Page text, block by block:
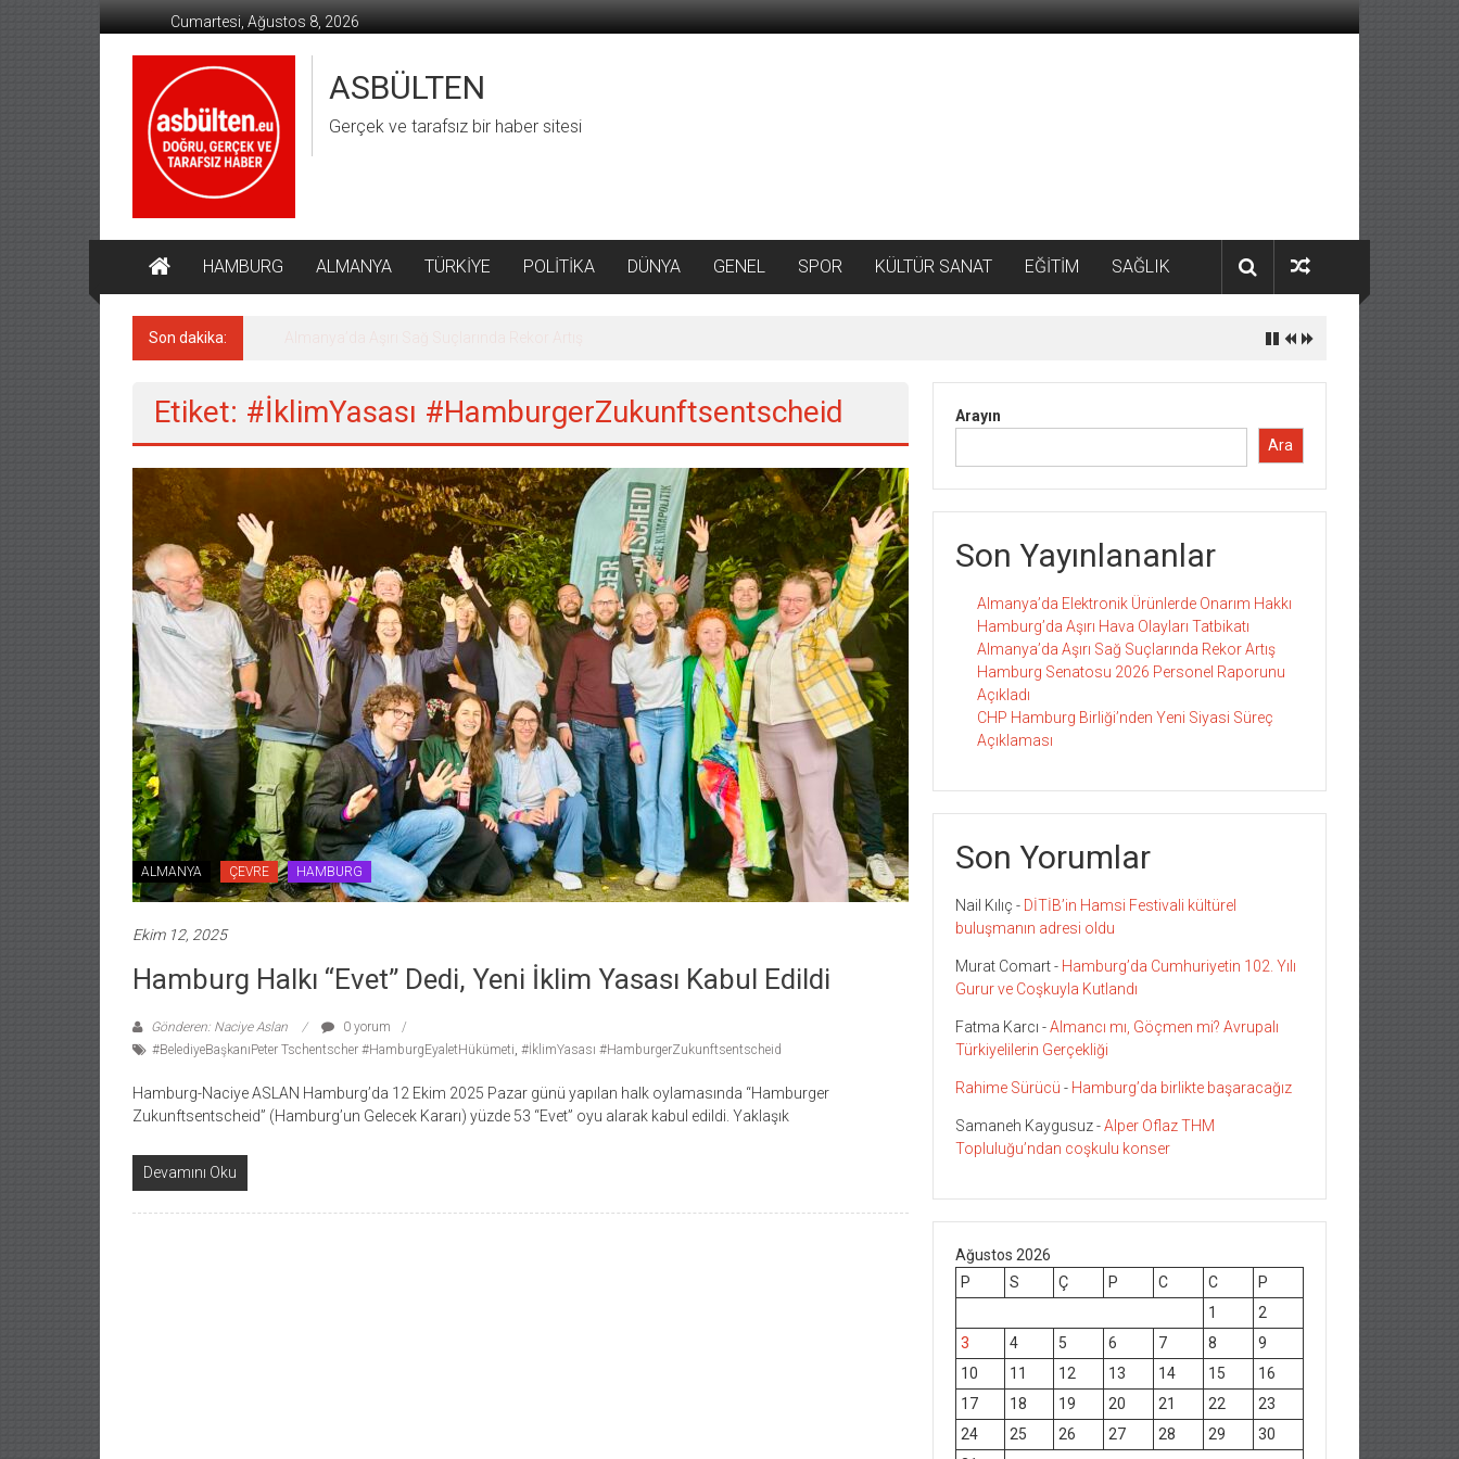
geç
Cumartesi, Ağustos 8, 2026
ASBÜLTEN
Gerçek ve tarafsız bir haber sitesi
HAMBURG ALMANYA TÜRKİYE POLİTİKA DÜNYA GENEL SPOR KÜLTÜR SANAT EĞİTİM SAĞLIK
Son dakika:
Etiket: #İklimYasası #HamburgerZukunftsentscheid
ALMANYA ÇEVRE HAMBURG
Ekim 12, 2025
Hamburg Halkı “Evet” Dedi, Yeni İklim Yasası Kabul Edildi
Gönderen: Naciye Aslan
0 yorum
#BelediyeBaşkanıPeter Tschentscher #HamburgEyaletHükümeti, #İklimYasası #HamburgerZukunftsentscheid
Hamburg-Naciye ASLAN Hamburg’da 12 Ekim 2025 Pazar günü yapılan halk oylamasında “Hamburger
Zukunftsentscheid” (Hamburg’un Gelecek Kararı) yüzde 53 “Evet” oyu alarak kabul edildi. Yaklaşık
Devamını Oku
Arayın
Ara
Son Yayınlananlar
Almanya’da Elektronik Ürünlerde Onarım Hakkı
Hamburg’da Aşırı Hava Olayları Tatbikatı
Almanya’da Aşırı Sağ Suçlarında Rekor Artış
Hamburg Senatosu 2026 Personel Raporunu
Açıkladı
CHP Hamburg Birliği’nden Yeni Siyasi Süreç
Açıklaması
Son Yorumlar
Nail Kılıç - DİTİB’in Hamsi Festivali kültürel
buluşmanın adresi oldu
Murat Comart- Hamburg’da Cumhuriyetin 102. Yılı
Gurur ve Coşkuyla Kutlandı
Fatma Karcı -Almancı mı, Göçmen mi? Avrupalı
Türkiyelilerin Gerçekliği
Rahime Sürücü - Hamburg’da birlikte başaracağız
Samaneh Kaygusuz-Alper Oflaz THM
Topluluğu’ndan coşkulu konser
Ağustos 2026
P
S Ç P C C
P
1
2
3
4 5 6 7 8
9
10
11 12 13 14 15
16
17
18 19 20 21 22
23
24
25 26 27 28 29
30